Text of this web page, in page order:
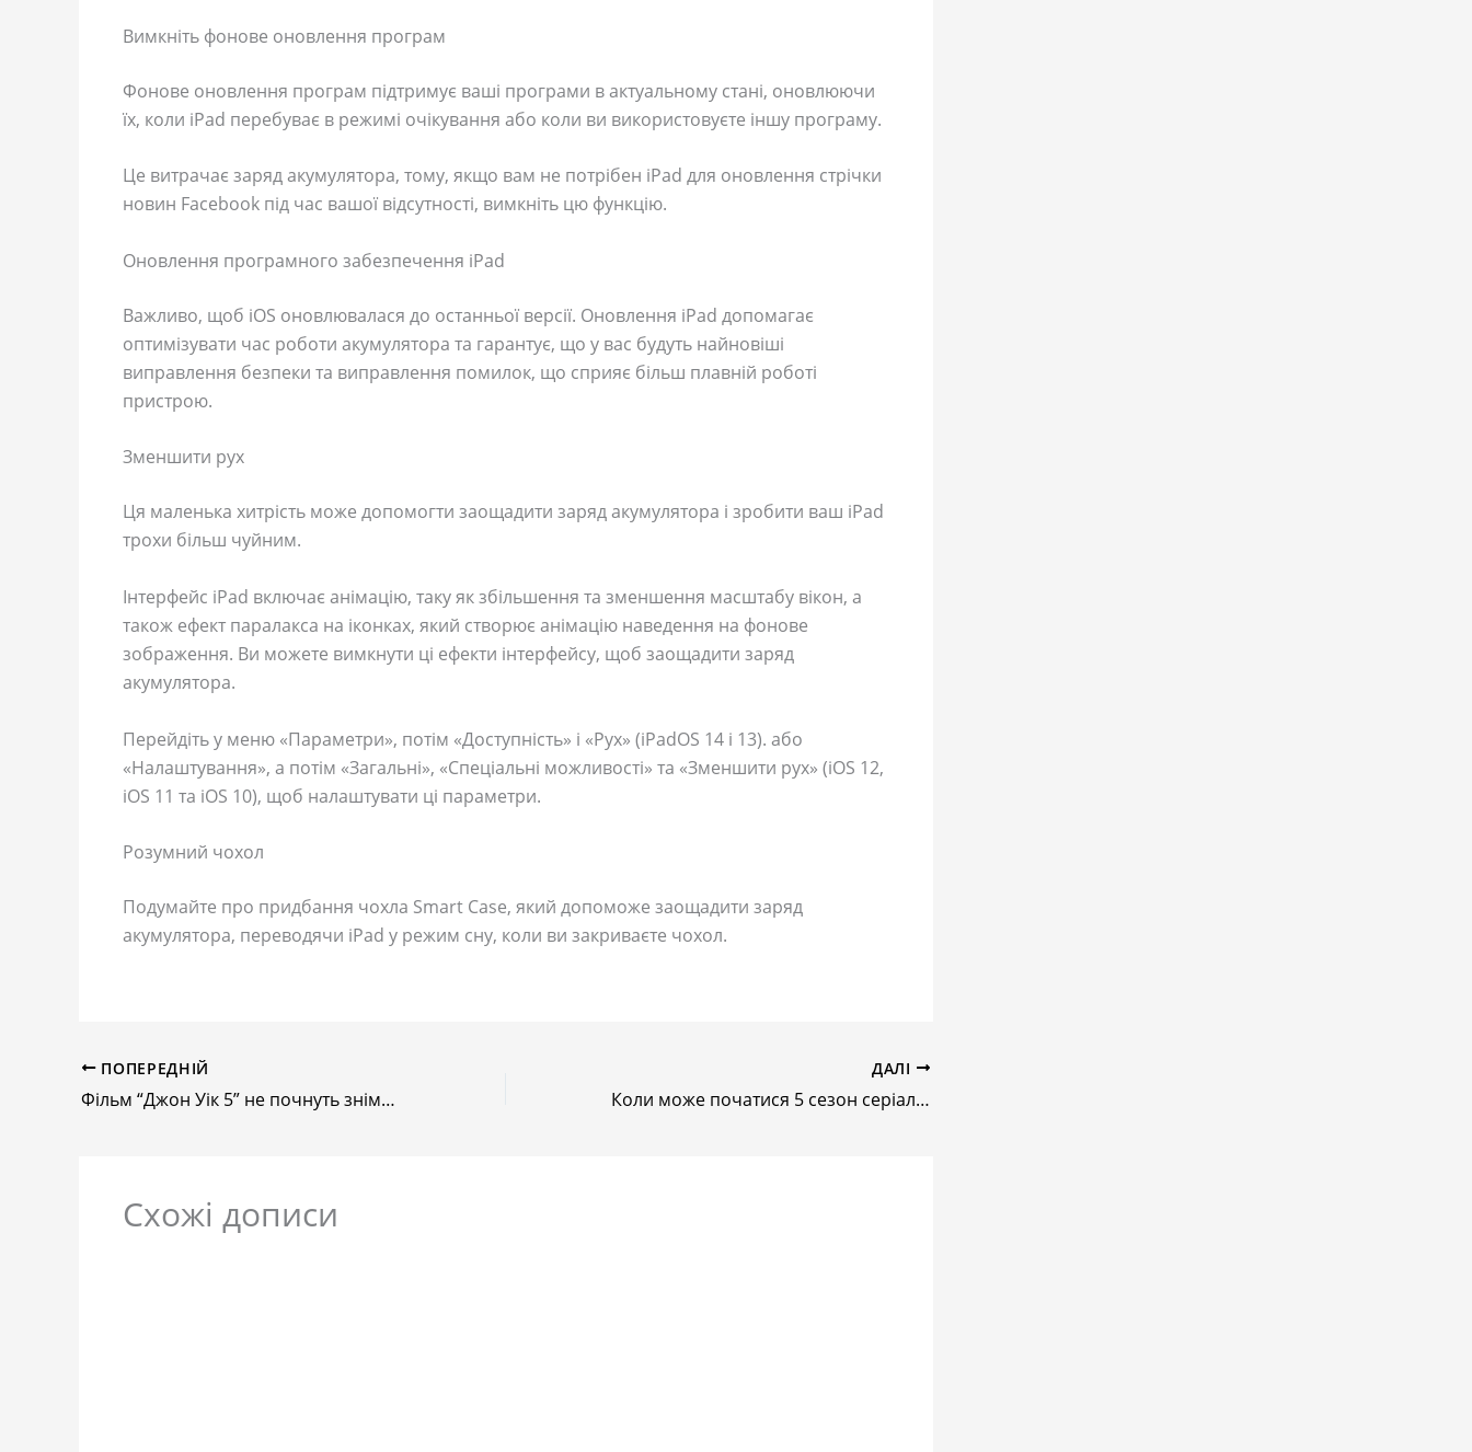
Вимкніть фонове оновлення програм
Фонове оновлення програм підтримує ваші програми в актуальному стані, оновлюючи
їх, коли iPad перебуває в режимі очікування або коли ви використовуєте іншу програму.
Це витрачає заряд акумулятора, тому, якщо вам не потрібен iPad для оновлення стрічки
новин Facebook під час вашої відсутності, вимкніть цю функцію.
Оновлення програмного забезпечення iPad
Важливо, щоб iOS оновлювалася до останньої версії. Оновлення iPad допомагає
оптимізувати час роботи акумулятора та гарантує, що у вас будуть найновіші
виправлення безпеки та виправлення помилок, що сприяє більш плавній роботі
пристрою.
Зменшити рух
Ця маленька хитрість може допомогти заощадити заряд акумулятора і зробити ваш iPad
трохи більш чуйним.
Інтерфейс iPad включає анімацію, таку як збільшення та зменшення масштабу вікон, а
також ефект паралакса на іконках, який створює анімацію наведення на фонове
зображення. Ви можете вимкнути ці ефекти інтерфейсу, щоб заощадити заряд
акумулятора.
Перейдіть у меню «Параметри», потім «Доступність» і «Рух» (iPadOS 14 і 13). або
«Налаштування», а потім «Загальні», «Спеціальні можливості» та «Зменшити рух» (iOS 12,
iOS 11 та iOS 10), щоб налаштувати ці параметри.
Розумний чохол
Подумайте про придбання чохла Smart Case, який допоможе заощадити заряд
акумулятора, переводячи iPad у режим сну, коли ви закриваєте чохол.
ПОПЕРЕДНІЙ
Фільм “Джон Уік 5” не почнуть знімати у 2025 році – медіа
ДАЛІ
Коли може початися 5 сезон серіалу “Дивні дива”?
Схожі дописи